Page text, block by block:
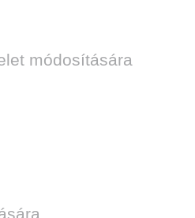
módosítására